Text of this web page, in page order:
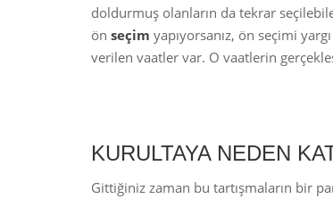
doldurmuş olanların da tekrar
ön seçim yapıyorsanız, ön seçimi
verilen vaatler var. O vaatlerin
KURULTAYA NEDEN
Gittiğiniz zaman bu tartışmaların bir